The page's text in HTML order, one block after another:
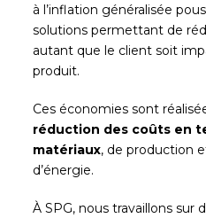
à l’inflation généralisée
solutions permettant de
autant que le client soit
produit.
Ces économies sont
réduction des coûts en
matériaux, de production
d’énergie.
À SPG, nous travaillons sur